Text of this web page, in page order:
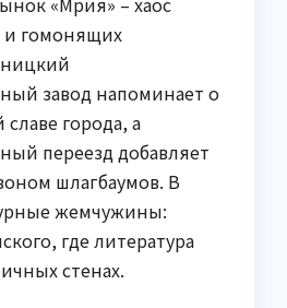
гомонящих
завод напоминает о
города, а
переезд добавляет
шлагбаумов. В
жемчужины:
где литература
стенах.